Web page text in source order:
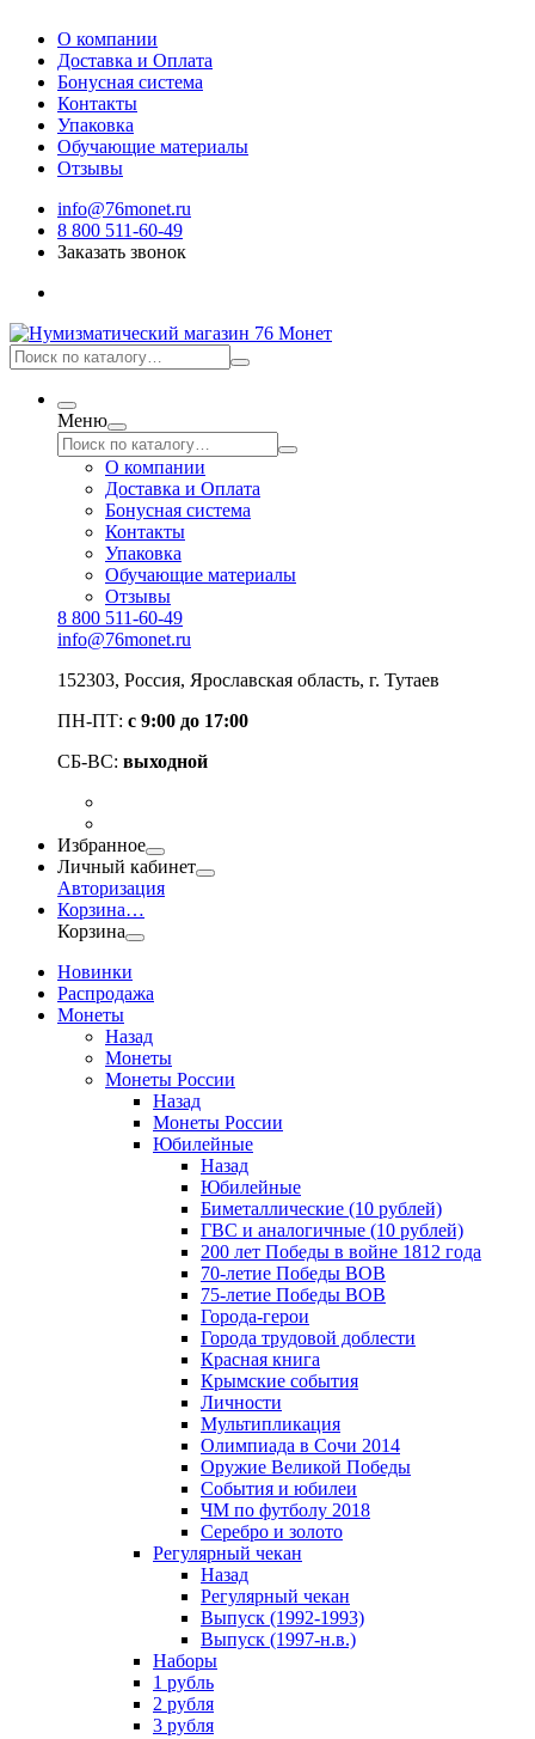
О компании
Доставка и Оплата
Бонусная система
Контакты
Упаковка
Обучающие материалы
Отзывы
info@76monet.ru
8 800 511-60-49
Заказать звонок
Меню
О компании
Доставка и Оплата
Бонусная система
Контакты
Упаковка
Обучающие материалы
Отзывы
8 800 511-60-49
info@76monet.ru
152303, Россия, Ярославская область, г. Тутаев
ПН-ПТ: с 9:00 до 17:00
СБ-ВС: выходной
Избранное
Личный кабинет
Авторизация
Корзина…
Корзина
Новинки
Распродажа
Монеты
Назад
Монеты
Монеты России
Назад
Монеты России
Юбилейные
Назад
Юбилейные
Биметаллические (10 рублей)
ГВС и аналогичные (10 рублей)
200 лет Победы в войне 1812 года
70-летие Победы ВОВ
75-летие Победы ВОВ
Города-герои
Города трудовой доблести
Красная книга
Крымские события
Личности
Мультипликация
Олимпиада в Сочи 2014
Оружие Великой Победы
События и юбилеи
ЧМ по футболу 2018
Серебро и золото
Регулярный чекан
Назад
Регулярный чекан
Выпуск (1992-1993)
Выпуск (1997-н.в.)
Наборы
1 рубль
2 рубля
3 рубля